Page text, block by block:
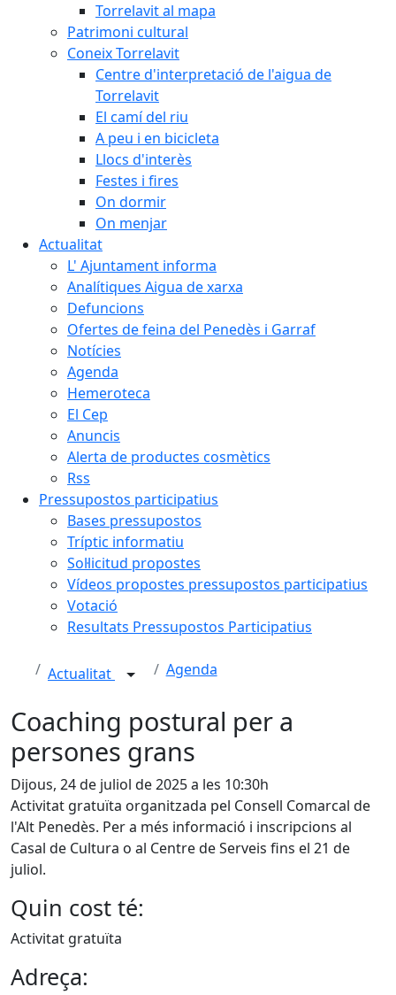
Torrelavit al mapa
Patrimoni cultural
Coneix Torrelavit
Centre d'interpretació de l'aigua de
Torrelavit
El camí del riu
A peu i en bicicleta
Llocs d'interès
Festes i fires
On dormir
On menjar
Actualitat
L' Ajuntament informa
Analítiques Aigua de xarxa
Defuncions
Ofertes de feina del Penedès i Garraf
Notícies
Agenda
Hemeroteca
El Cep
Anuncis
Alerta de productes cosmètics
Rss
Pressupostos participatius
Bases pressupostos
Tríptic informatiu
Sol·licitud propostes
Vídeos propostes pressupostos participatius
Votació
Resultats Pressupostos Participatius
Actualitat Agenda
Coaching postural per a
persones grans
Dijous, 24 de juliol de 2025 a les 10:30h
Activitat gratuïta organitzada pel Consell Comarcal de
l'Alt Penedès. Per a més informació i inscripcions al
Casal de Cultura o al Centre de Serveis fins el 21 de
juliol.
Quin cost té:
Activitat gratuïta
Adreça: